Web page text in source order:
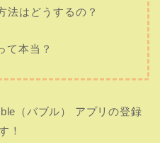
法はどうするの？
て本当？
（バブル） アプリの登録
！